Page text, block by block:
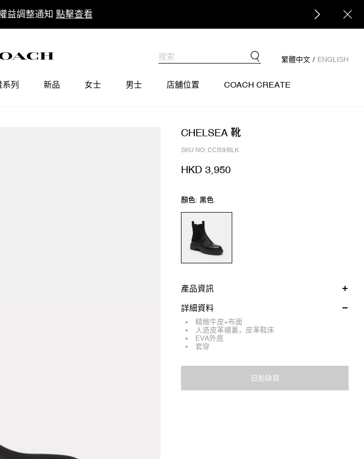
益調整通知 點擊查看
繁體中文 / ENGLISH
列 新品 女士 男士 店舖位置 COACH CREATE
CHELSEA 靴
SKU NO: CCI59/BLK
HKD 3,950
顏色: 黑色
產品資訊
詳細資料
精緻牛皮+布面
人造皮革襯裏，皮革鞋床
EVA外底
套穿
目前缺貨